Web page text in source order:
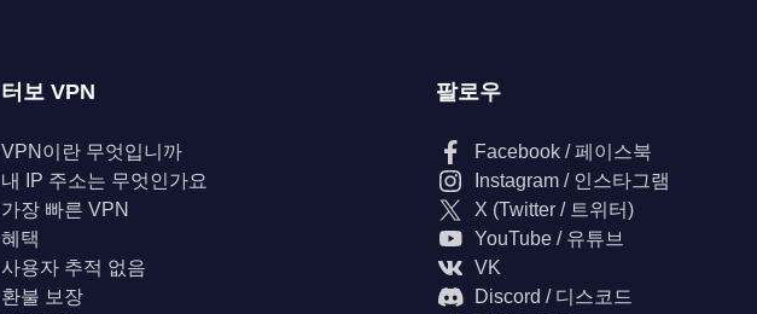
터보 VPN
VPN이란 무엇입니까
내 IP 주소는 무엇인가요
가장 빠른 VPN
혜택
사용자 추적 없음
환불 보장
팔로우
Facebook / 페이스북
Instagram / 인스타그램
X (Twitter / 트위터)
YouTube / 유튜브
VK
Discord / 디스코드